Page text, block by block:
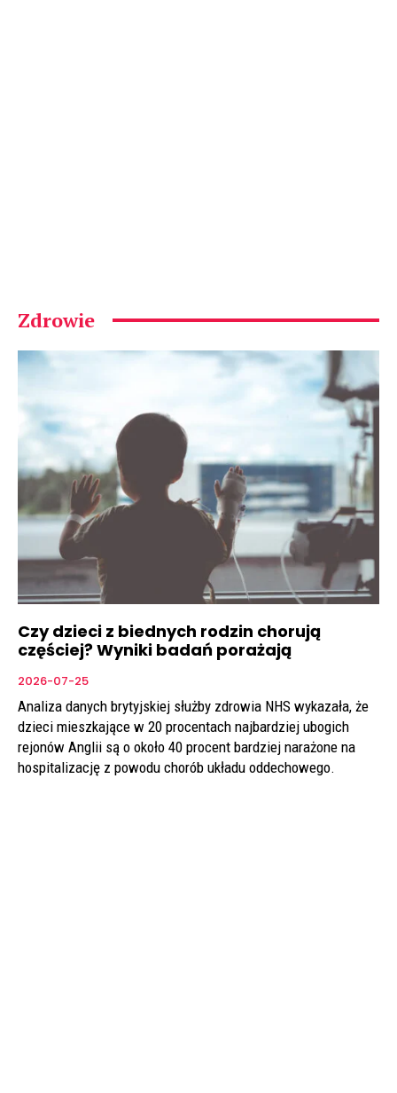
Zdrowie
Czy dzieci z biednych rodzin chorują
częściej? Wyniki badań porażają
2026-07-25
Analiza danych brytyjskiej służby zdrowia NHS wykazała, że
dzieci mieszkające w 20 procentach najbardziej ubogich
rejonów Anglii są o około 40 procent bardziej narażone na
hospitalizację z powodu chorób układu oddechowego.